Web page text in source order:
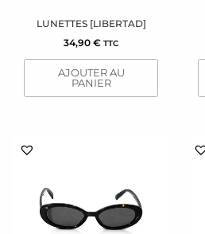
LUNETTES [LIBERTAD]
34,90 € TTC
AJOUTER AU
PANIER